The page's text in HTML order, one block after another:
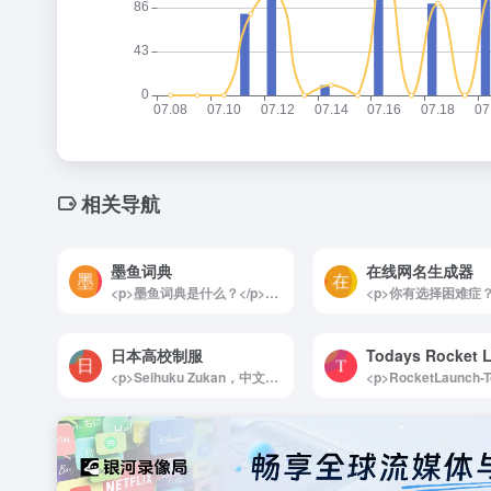
相关导航
墨鱼词典
<p>墨鱼词典是什么？</p><p>墨鱼词典，网络流行梗百科词典，它是一个专注于网络流行文化的在线百科全书，旨在为广大热梗爱好者提供一个交流和分享的平台。这个词典汇集了丰富多样的流行梗、热门词汇、俚语以及其他网络用语，涵盖了当下最受欢迎的网络文化现象。随着网络语言的不断演变，墨鱼词典也在持续更新，确保用户能够获取最新的流行信息和趋势。</p><p>为什么要创建墨鱼词典？</p><p>在当今数字化时代，网络语言和流行文化迅速发展，新的梗层出不穷，许多人在日常交流中常常会遇到不熟悉的词汇和表达。墨鱼词典的诞生正是为了填补这一空白，帮助用户更好地理解和使用这些流行语。通过这个平台，用户不仅可以查找和学习各种流行梗，还可以参与到社区讨论中，与其他热爱网络文化的人分享自己的见解和创意。</p><p>墨鱼词典的设计旨在提供一个友好和互动的环境，鼓励用户贡献自己的知识和经验。无论是对网络文化感兴趣的年轻人，还是希望了解最新流行趋势的各个年龄段的用户，都能在这里找到乐趣和启发。通过不断的更新和社区互动，墨鱼词典希望成为网络流行文化的权威参考，推动这一文化现象的传播与发展。</p><img decoding="async" data-src="//www.40000.net/wp-content/uploads/2024/12/20241215075501-675e8b5567202.webp" src="https://www.40000.net/wp-content/themes/onenav/images/t.png" alt="墨鱼词典">
在线网名生成器
日本高校制服
<p>Seihuku Zukan，中文可译为“制服图鉴”，是一个专注于日本制服文化的在线资源。网站主要展示各种制服的图片和信息，特别是学校制服和工作制服。该网站的目标是提供详细的制服信息，并展示不同类型制服的设计和特色。</p><img decoding="async" data-src="//www.40000.net/wp-content/uploads/2024/12/20241215075941-675e8c6d1e909.png" src="https://www.40000.net/wp-content/themes/onenav/images/t.png" alt="日本高校制服">